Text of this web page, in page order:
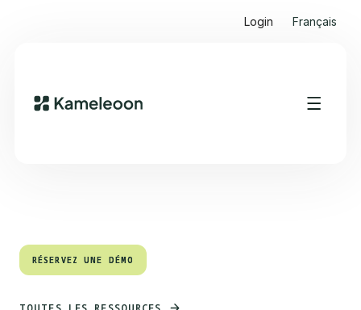
Login Français
Sommaire
RÉSERVEZ UNE DÉMO
RÉSERVEZ UNE DÉMO